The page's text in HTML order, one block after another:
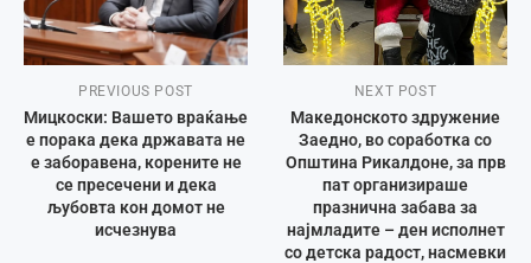
PREVIOUS POST
Мицкоски: Вашето враќање
е порака дека државата не
е заборавена, корените не
се пресечени и дека
љубовта кон домот не
исчезнувa
NEXT POST
Македонското здружение
Заедно, во соработка со
Општина Рикалдоне, за прв
пат организираше
празнична забава за
најмладите – ден исполнет
со детска радост, насмевки